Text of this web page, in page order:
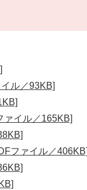
ル／93KB]
イル／165KB]
ファイル／406KB]